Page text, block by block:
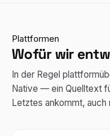
Plattformen
Wofür wir
In der Regel
Native — ein Quelltext
Letztes ankommt, auch